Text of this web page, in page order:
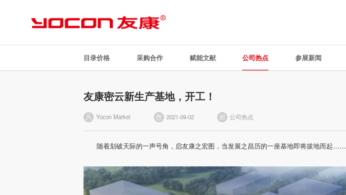
目录价格 采购合作 赋能文献 公司热点 参展新闻
友康密云新生产基地，开工！
Yocon Market 2021-09-02 公司热点
随着划破天际的一声号角，启友康之宏图，当发展之昌历的一座基地即将拔地而起……